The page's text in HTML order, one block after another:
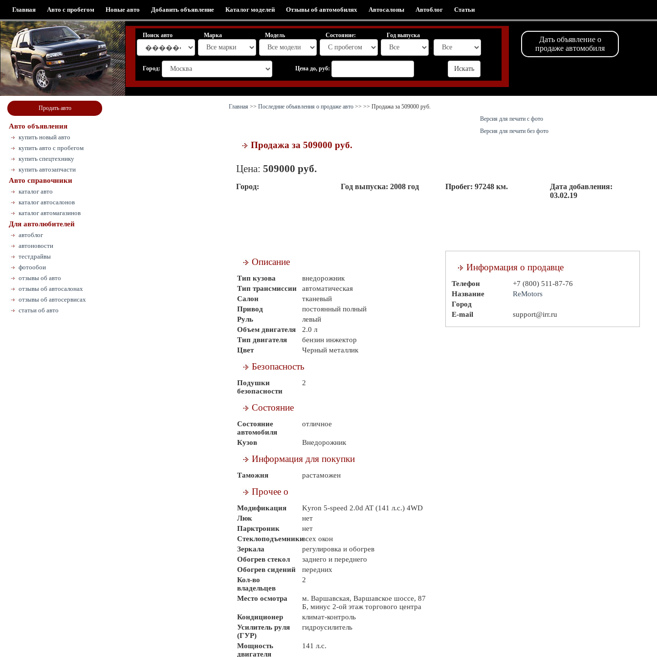
Главная Авто с пробегом Новые авто Добавить объявление Каталог моделей Отзывы об автомобилях Автосалоны Автоблог Статьи
Поиск авто Марка Модель Состояние:
Год выпуска
-
Город: Цена до, руб:
Дать объявление о
продаже автомобиля
Продать авто
Авто объявления
купить новый авто
купить авто с пробегом
купить спецтехнику
купить автозапчасти
Авто справочники
каталог авто
каталог автосалонов
каталог автомагазинов
Для автолюбителей
автоблог
автоновости
тестдрайвы
фотообои
отзывы об авто
отзывы об автосалонах
отзывы об автосервисах
статьи об авто
Главная >> Последние объявления о продаже авто >> >> Продажа за 509000 руб.
Версия для печати с фото
Версия для печати без фото
Продажа за 509000 руб.
Цена: 509000 руб.
Город: Год выпуска: 2008 год Пробег: 97248 км.
Дата добавления:
03.02.19
Описание
Тип кузова
внедорожник
Тип трансмиссии
автоматическая
Салон
тканевый
Привод
постоянный полный
Руль
левый
Объем двигателя
2.0 л
Тип двигателя
бензин инжектор
Цвет
Черный металлик
Безопасность
Подушки
безопасности
2
Состояние
Состояние
автомобиля
отличное
Кузов Внедорожник
Информация для покупки
Таможня растаможен
Прочее о
Модификация
Kyron 5-speed 2.0d AT (141 л.с.) 4WD
Люк
нет
Парктроник
нет
Стеклоподъемникивсех окон
Зеркала
регулировка и обогрев
Обогрев стекол
заднего и переднего
Обогрев сидений
передних
Кол-во
владельцев
2
Место осмотра
м. Варшавская, Варшавское шоссе, 87
Б, минус 2-ой этаж торгового центра
Кондиционер
климат-контроль
Усилитель руля
(ГУР)
гидроусилитель
Мощность
двигателя
141 л.с.
Информация о продавце
Телефон
+7 (800) 511-87-76
Название
ReMotors
Город
E-mail
support@irr.ru